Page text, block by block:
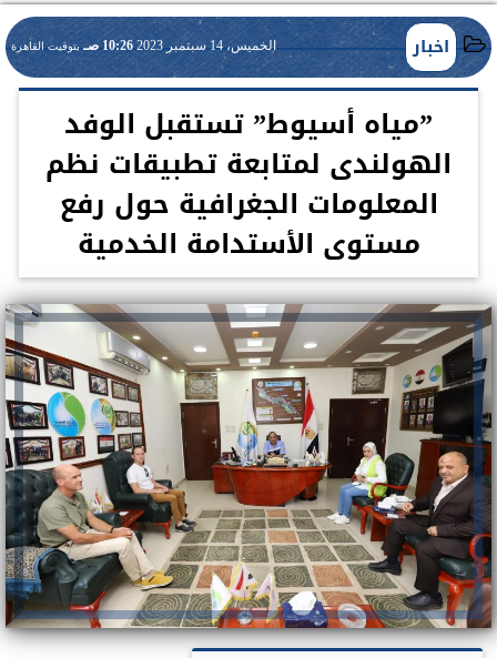
اخبار الخميس، 14 سبتمبر 2023 10:26 صـ بتوقيت القاهرة
”مياه أسيوط” تستقبل الوفد
الهولندى لمتابعة تطبيقات نظم
المعلومات الجغرافية حول رفع
مستوى الأستدامة الخدمية